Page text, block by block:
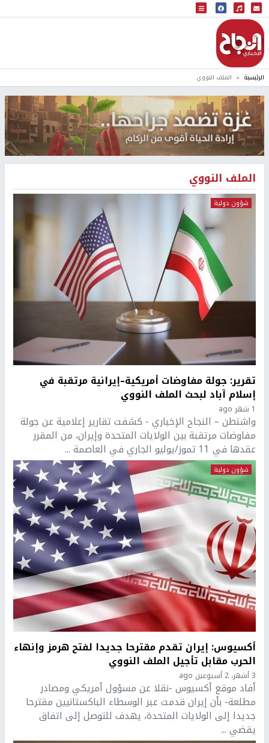
البث المباشر
إذاعة النجاح
الرئيسية الملف النووي
الملف النووي
شؤون دولية
تقرير: جولة مفاوضات أمريكية–إيرانية مرتقبة في
إسلام آباد لبحث الملف النووي
1 شهر ago
واشنطن – النجاح الإخباري - كشفت تقارير إعلامية عن جولة
مفاوضات مرتقبة بين الولايات المتحدة وإيران، من المقرر
عقدها في 11 تموز/يوليو الجاري في العاصمة ...
شؤون دولية
أكسيوس: إيران تقدم مقترحا جديدا لفتح هرمز وإنهاء
الحرب مقابل تأجيل الملف النووي
3 أشهر، 2 أسبوعين ago
أفاد موقع أكسيوس -نقلا عن مسؤول أمريكي ومصادر
مطلعة- بأن إيران قدمت عبر الوسطاء الباكستانيين مقترحا
جديدا إلى الولايات المتحدة، يهدف للتوصل إلى اتفاق
يقضي ...